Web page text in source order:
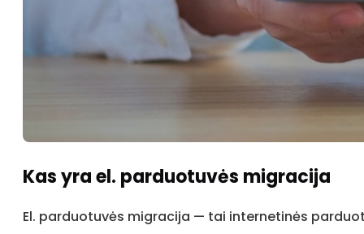
Kas yra el. parduotuvės migracija
El. parduotuvės migracija — tai internetinės